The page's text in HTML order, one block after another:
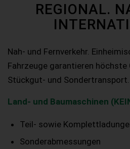
REGIONAL.
Nah- und Fernverkehr.
Fahrzeuge garantieren
Stückgut- und Sondertransport.
Land- und Baumaschinen
Teil- sowie
Sonderabmessungen